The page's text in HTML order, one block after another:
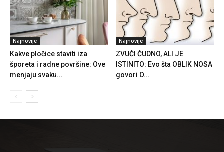
Najnovije
Kakve pločice staviti iza
šporeta i radne površine: Ove
menjaju svaku...
Najnovije
ZVUČI ČUDNO, ALI JE
ISTINITO: Evo šta OBLIK NOSA
govori O...